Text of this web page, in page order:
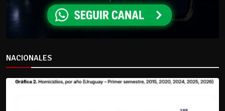
NACIONALES